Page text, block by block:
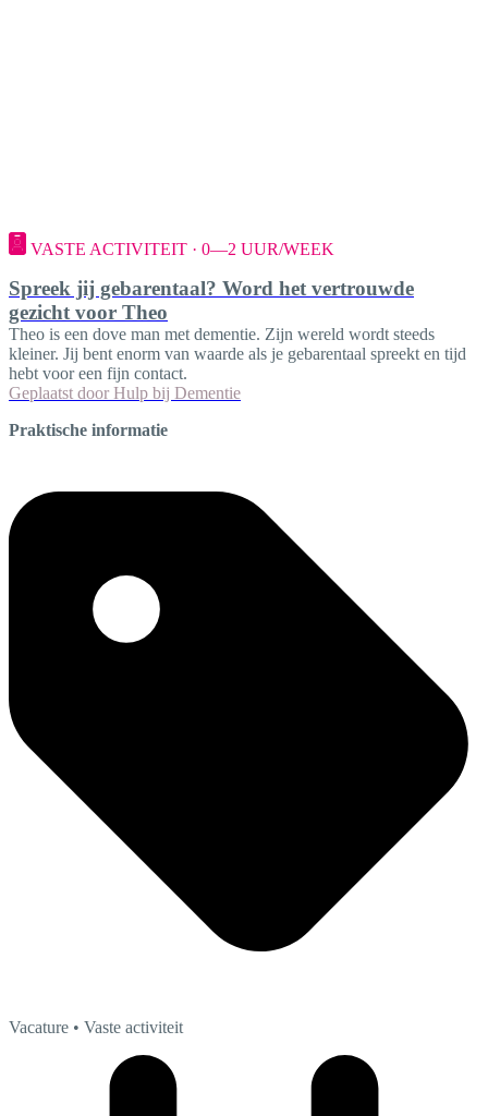
VASTE ACTIVITEIT · 0—2 UUR/WEEK
Spreek jij gebarentaal? Word het vertrouwde
gezicht voor Theo
Theo is een dove man met dementie. Zijn wereld wordt steeds
kleiner. Jij bent enorm van waarde als je gebarentaal spreekt en tijd
hebt voor een fijn contact.
Geplaatst door Hulp bij Dementie
Praktische informatie
Vacature • Vaste activiteit